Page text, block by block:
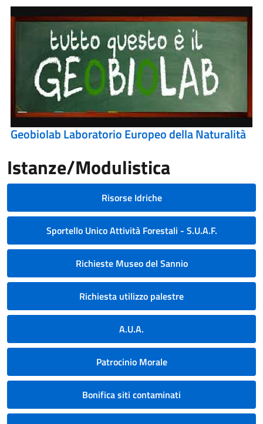
Geobiolab Laboratorio Europeo della Naturalità
Istanze/Modulistica
Risorse Idriche
Sportello Unico Attività Forestali - S.U.A.F.
Richieste Museo del Sannio
Richiesta utilizzo palestre
A.U.A.
Patrocinio Morale
Bonifica siti contaminati